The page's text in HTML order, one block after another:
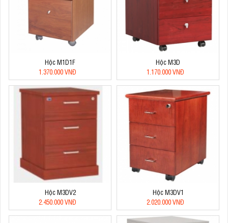
Hộc M1D1F
1.370.000 VNĐ
Hộc M3D
1.170.000 VNĐ
Hộc M3DV2
2.450.000 VNĐ
Hộc M3DV1
2.020.000 VNĐ